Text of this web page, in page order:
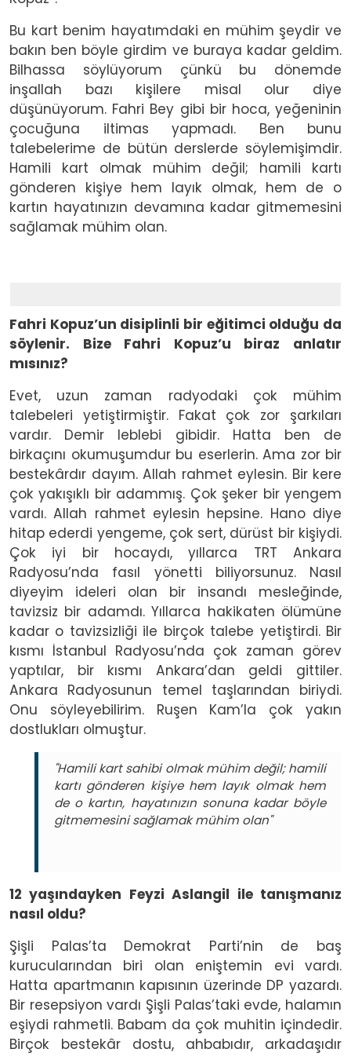
Bu kart benim hayatımdaki en mühim şeydir ve
bakın ben böyle girdim ve buraya kadar geldim.
Bilhassa söylüyorum çünkü bu dönemde
inşallah bazı kişilere misal olur diye
düşünüyorum. Fahri Bey gibi bir hoca, yeğeninin
çocuğuna iltimas yapmadı. Ben bunu
talebelerime de bütün derslerde söylemişimdir.
Hamili kart olmak mühim değil; hamili kartı
gönderen kişiye hem layık olmak, hem de o
kartın hayatınızın devamına kadar gitmemesini
sağlamak mühim olan.
Fahri Kopuz’un disiplinli bir eğitimci olduğu da
söylenir. Bize Fahri Kopuz’u biraz anlatır
mısınız?
Evet, uzun zaman radyodaki çok mühim
talebeleri yetiştirmiştir. Fakat çok zor şarkıları
vardır. Demir leblebi gibidir. Hatta ben de
birkaçını okumuşumdur bu eserlerin. Ama zor bir
bestekârdır dayım. Allah rahmet eylesin. Bir kere
çok yakışıklı bir adammış. Çok şeker bir yengem
vardı. Allah rahmet eylesin hepsine. Hano diye
hitap ederdi yengeme, çok sert, dürüst bir kişiydi.
Çok iyi bir hocaydı, yıllarca TRT Ankara
Radyosu’nda fasıl yönetti biliyorsunuz. Nasıl
diyeyim ideleri olan bir insandı mesleğinde,
tavizsiz bir adamdı. Yıllarca hakikaten ölümüne
kadar o tavizsizliği ile birçok talebe yetiştirdi. Bir
kısmı İstanbul Radyosu’nda çok zaman görev
yaptılar, bir kısmı Ankara’dan geldi gittiler.
Ankara Radyosunun temel taşlarından biriydi.
Onu söyleyebilirim. Ruşen Kam’la çok yakın
dostlukları olmuştur.
"Hamili kart sahibi olmak mühim değil; hamili
kartı gönderen kişiye hem layık olmak hem
de o kartın, hayatınızın sonuna kadar böyle
gitmemesini sağlamak mühim olan"
12 yaşındayken Feyzi Aslangil ile tanışmanız
nasıl oldu?
Şişli Palas’ta Demokrat Parti’nin de baş
kurucularından biri olan eniştemin evi vardı.
Hatta apartmanın kapısının üzerinde DP yazardı.
Bir resepsiyon vardı Şişli Palas’taki evde, halamın
eşiydi rahmetli. Babam da çok muhitin içindedir.
Birçok bestekâr dostu, ahbabıdır, arkadaşıdır